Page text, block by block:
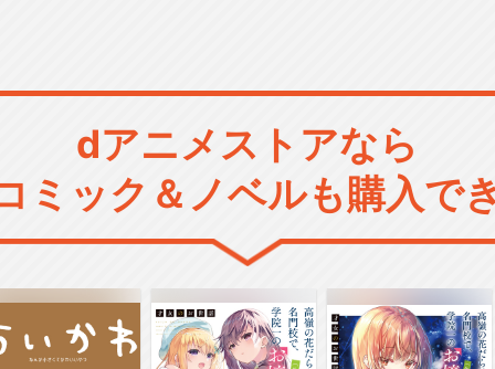
dアニメストアなら
ミック＆ノベルも購入で